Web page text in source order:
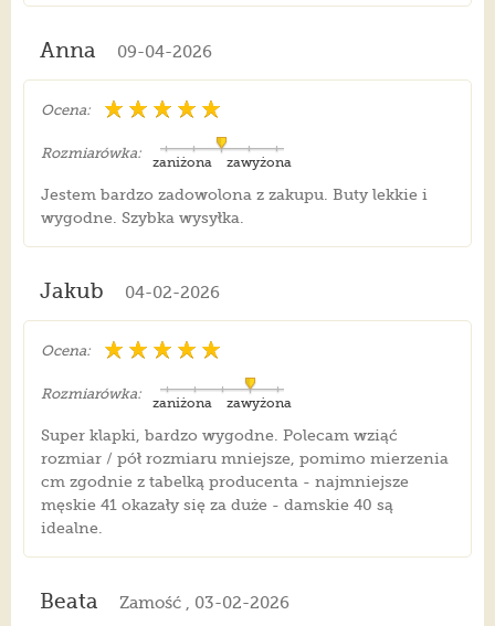
Anna 09-04-2026
Ocena:
Rozmiarówka:
zawyżona
zaniżona
Jestem bardzo zadowolona z zakupu. Buty lekkie i
wygodne. Szybka wysyłka.
Jakub 04-02-2026
Ocena:
Rozmiarówka:
zawyżona
zaniżona
Super klapki, bardzo wygodne. Polecam wziąć
rozmiar / pół rozmiaru mniejsze, pomimo mierzenia
cm zgodnie z tabelką producenta - najmniejsze
męskie 41 okazały się za duże - damskie 40 są
idealne.
Beata Zamość , 03-02-2026